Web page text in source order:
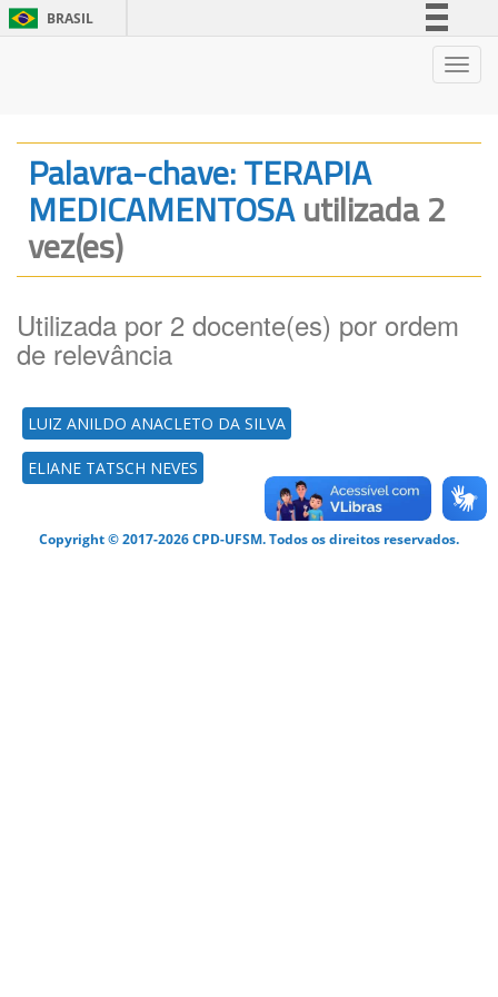
BRASIL
Legislação
Canais
Palavra-chave: TERAPIA
MEDICAMENTOSAutilizada 2
vez(es)
Utilizada por 2 docente(es) por ordem
de relevância
LUIZ ANILDO ANACLETO DA SILVA
ELIANE TATSCH NEVES
Copyright © 2017-2026 CPD-UFSM. Todos os direitos reservados.